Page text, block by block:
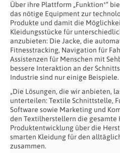
Über ihre Plattform „Funktion*“
das nötige Equipment zur
Produkte und damit die
Kleidungsstücke für
anzubieten: Die Jacke, die
Fitnesstracking, Navigation für
Assistenzen für Menschen mit
bessere Interaktion an der
Industrie sind nur einige Beispiele.
„Die Lösungen, die wir anbieten,
unterteilen: Textile Schnittstelle,
Software sowie Marketing und
den Textilherstellern die gesamte
Produktentwicklung über die
smarten Kleidung für den
zusammen.